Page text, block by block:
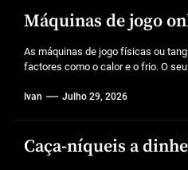
Máquinas de jogo
As máquinas de jogo físicas ou
factores como o calor e o frio. O
Ivan Julho 29, 2026
Caça-níqueis a